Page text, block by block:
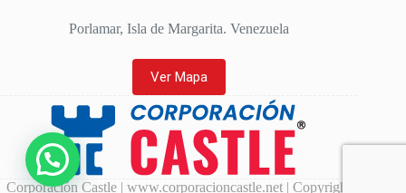
Porlamar, Isla de Margarita. Venezuela
Ver Mapa
Corporación Castle | www.corporacioncastle.net | Copyright